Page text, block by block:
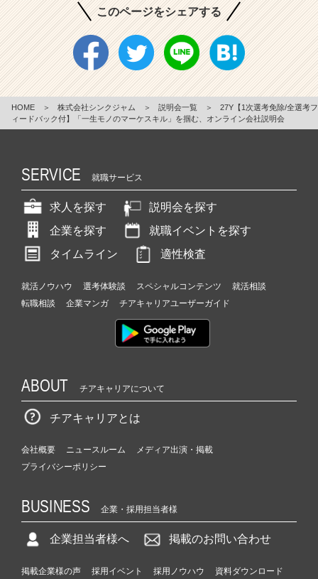
このページをシェアする
HOME ＞ 株式会社シンクジャム ＞ 説明会一覧 ＞
27Y【1次選考免除/全選考フ
ィードバック付】「一生モノのマーケスキル」を掴む、オンライン会社説明会
SERVICE 就職サービス
求人を探す
説明会を探す
企業を探す
就職イベントを探す
タイムライン
適性検査
就活ノウハウ 選考体験談 スペシャルコンテンツ
就活相談
転職相談
企業マンガ チアキャリアユーザーガイド
ABOUT チアキャリアについて
チアキャリアとは
会社概要 ニュースルーム
メディア出演・掲載
プライバシーポリシー
BUSINESS 企業・採用担当者様
企業担当者様へ 掲載のお問い合わせ
掲載企業様の声 採用イベント 採用ノウハウ 資料ダウンロード